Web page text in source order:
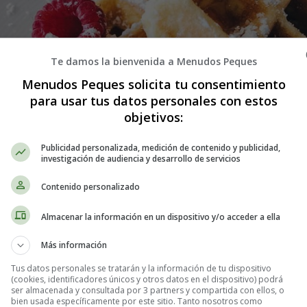
harina de coco y crema de
Te damos la bienvenida a Menudos Peques
Menudos Peques solicita tu consentimiento
para usar tus datos personales con estos
objetivos:
Publicidad personalizada, medición de contenido y publicidad,
investigación de audiencia y desarrollo de servicios
Contenido personalizado
Almacenar la información en un dispositivo y/o acceder a ella
Más información
Tus datos personales se tratarán y la información de tu dispositivo
(cookies, identificadores únicos y otros datos en el dispositivo) podrá
ser almacenada y consultada por 3 partners y compartida con ellos, o
bien usada específicamente por este sitio. Tanto nosotros como